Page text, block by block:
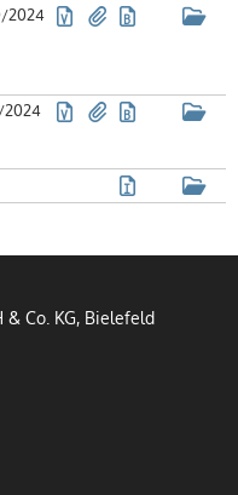
2024
2024
& Co. KG, Bielefeld